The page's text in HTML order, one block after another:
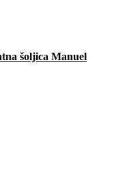
šoljica Manuel